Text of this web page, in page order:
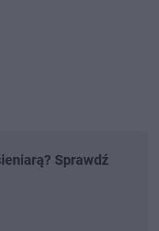
Sprawdź